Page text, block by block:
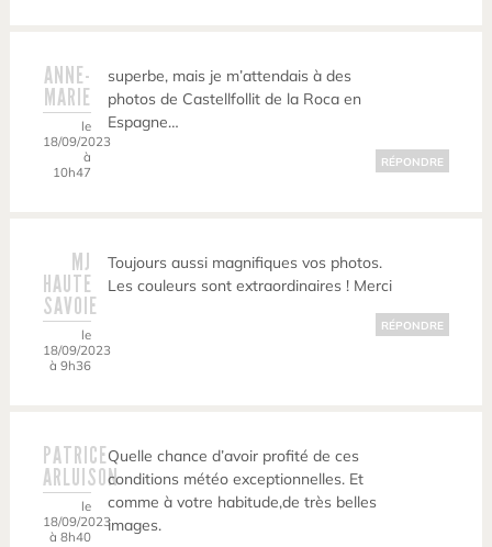
ANNE-
MARIE
le
18/09/2023
à
10h47
superbe, mais je m’attendais à des
photos de Castellfollit de la Roca en
Espagne…
RÉPONDRE
MJ
HAUTE
SAVOIE
le
18/09/2023
à 9h36
Toujours aussi magnifiques vos photos.
Les couleurs sont extraordinaires ! Merci
RÉPONDRE
PATRICE
ARLUISON
le
18/09/2023
à 8h40
Quelle chance d’avoir profité de ces
conditions météo exceptionnelles. Et
comme à votre habitude,de très belles
images.